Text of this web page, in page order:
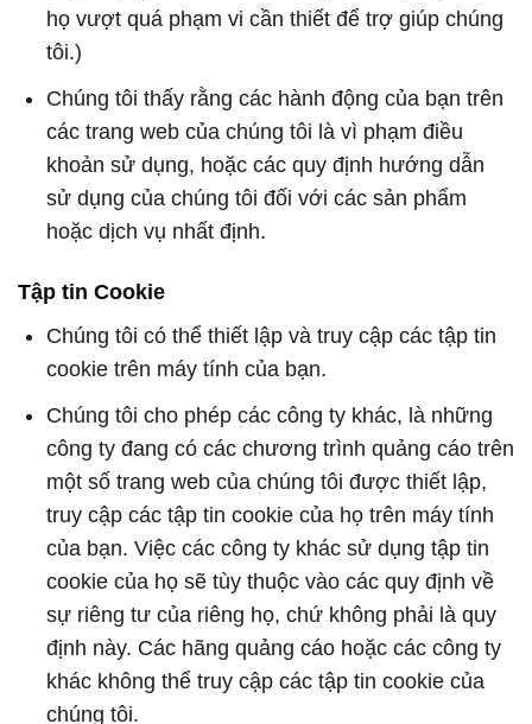
họ vượt quá phạm vi cần thiết để trợ giúp chúng
tôi.)
Chúng tôi thấy rằng các hành động của bạn trên
các trang web của chúng tôi là vì phạm điều
khoản sử dụng, hoặc các quy định hướng dẫn
sử dụng của chúng tôi đối với các sản phẩm
hoặc dịch vụ nhất định.
Tập tin Cookie
Chúng tôi có thể thiết lập và truy cập các tập tin
cookie trên máy tính của bạn.
Chúng tôi cho phép các công ty khác, là những
công ty đang có các chương trình quảng cáo trên
một số trang web của chúng tôi được thiết lập,
truy cập các tập tin cookie của họ trên máy tính
của bạn. Việc các công ty khác sử dụng tập tin
cookie của họ sẽ tùy thuộc vào các quy định về
sự riêng tư của riêng họ, chứ không phải là quy
định này. Các hãng quảng cáo hoặc các công ty
khác không thể truy cập các tập tin cookie của
chúng tôi.